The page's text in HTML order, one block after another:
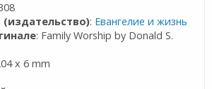
: Евангелие и жизнь
: Family Worship by Donald S.
x 6 mm